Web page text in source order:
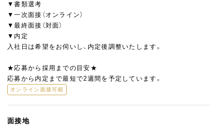
▼書類選考
▼一次面接（オンライン）
▼最終面接（対面）
▼内定
入社日は希望をお伺いし、内定後調整いたします。
★応募から採用までの目安★
応募から内定まで最短で2週間を予定しています。
オンライン面接可能
面接地